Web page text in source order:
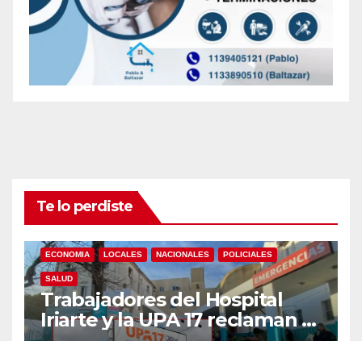
Te lo perdiste
ECONOMIA LOCALES NACIONALES POLICIALES
SALUD
Trabajadores del Hospital
Iriarte y la UPA 17 reclaman el